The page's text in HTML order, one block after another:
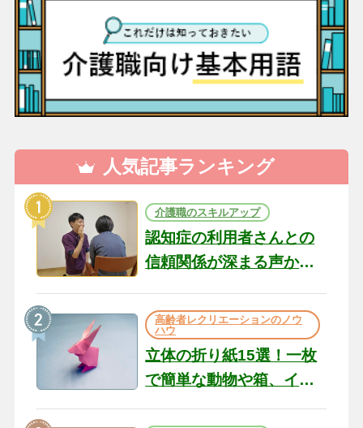
人気記事ランキング
介護職のスキルアップ
認知症の利用者さんとの
信頼関係が深まる声かけ
の現場から（22）
高齢者レクリエーションのノウ
ハウ
立体の折り紙15選！一枚
で簡単な動物や箱、イン
テリアになる作品まで